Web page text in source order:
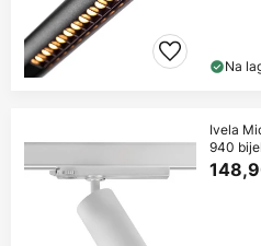
Na
Ivela
940